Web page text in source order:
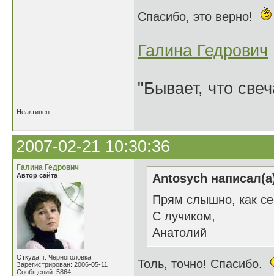
Спасибо, это верно!
Галина Гедрович
"Бывает, что
Неактивен
2007-02-21 10:30:36
Галина Гедрович
Автор сайта
Откуда: г. Черноголовка
Зарегистрирован: 2006-05-11
Сообщений: 5864
Antosych
Прям слышно, как
С лучиком,
Анатолий
Толь, точно! Спасибо.